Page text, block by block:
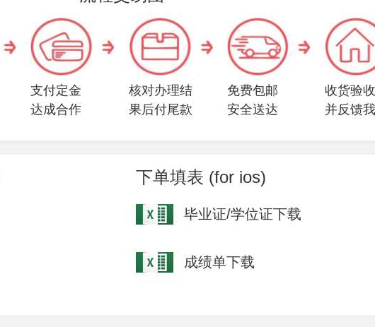
支付定金
达成合作
核对办理结
果后付尾款
免费包邮
安全送达
收货验
并反馈
下单填表 (for ios)
毕业证/学位证下载
成绩单下载